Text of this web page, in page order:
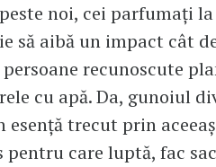
noi, cei parfumaţi
să aibă un impact cât
recunoscute
cu apă. Da, gunoiul
trecut prin
care luptă, fac